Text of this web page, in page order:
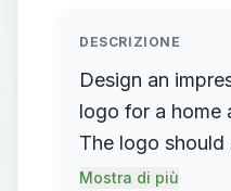
DESCRIZIONE
Design an
logo for a home
The logo should
name "Minh
Mostra di più